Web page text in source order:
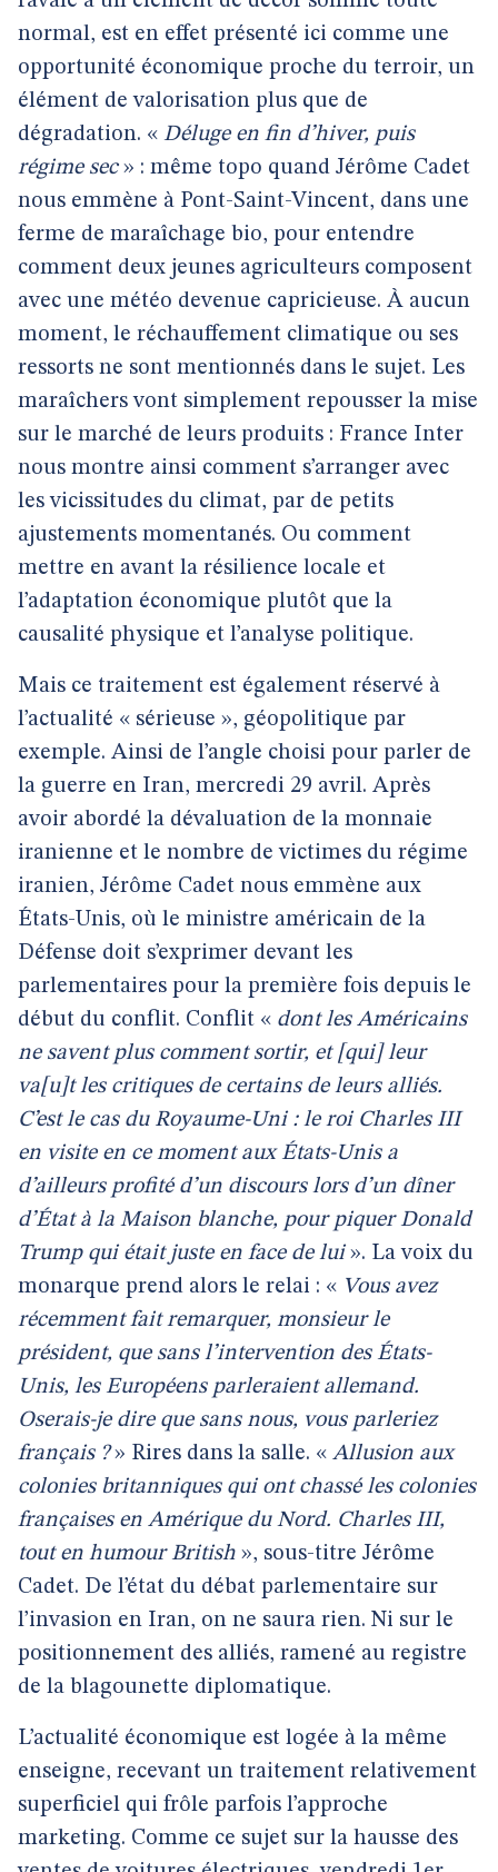
normal, est en effet présenté ici comme une
opportunité économique proche du terroir, un
élément de valorisation plus que de
dégradation. « Déluge en fin d’hiver, puis
régime sec» : même topo quand Jérôme Cadet
nous emmène à Pont-Saint-Vincent, dans une
ferme de maraîchage bio, pour entendre
comment deux jeunes agriculteurs composent
avec une météo devenue capricieuse. À aucun
moment, le réchauffement climatique ou ses
ressorts ne sont mentionnés dans le sujet. Les
maraîchers vont simplement repousser la mise
sur le marché de leurs produits : France Inter
nous montre ainsi comment s’arranger avec
les vicissitudes du climat, par de petits
ajustements momentanés. Ou comment
mettre en avant la résilience locale et
l’adaptation économique plutôt que la
causalité physique et l’analyse politique.
Mais ce traitement est également réservé à
l’actualité « sérieuse », géopolitique par
exemple. Ainsi de l’angle choisi pour parler de
la guerre en Iran, mercredi 29 avril. Après
avoir abordé la dévaluation de la monnaie
iranienne et le nombre de victimes du régime
iranien, Jérôme Cadet nous emmène aux
États-Unis, où le ministre américain de la
Défense doit s’exprimer devant les
parlementaires pour la première fois depuis le
début du conflit. Conflit « dont les Américains
ne savent plus comment sortir, et [qui] leur
va[u]t les critiques de certains de leurs alliés.
C’est le cas du Royaume-Uni : le roi Charles III
en visite en ce moment aux États-Unis a
d’ailleurs profité d’un discours lors d’un dîner
d’État à la Maison blanche, pour piquer Donald
Trump qui était juste en face de lui». La voix du
monarque prend alors le relai : « Vous avez
récemment fait remarquer, monsieur le
président, que sans l’intervention des États-
Unis, les Européens parleraient allemand.
Oserais-je dire que sans nous, vous parleriez
français ?» Rires dans la salle. « Allusion aux
colonies britanniques qui ont chassé les colonies
françaises en Amérique du Nord. Charles III,
tout en humour British », sous-titre Jérôme
Cadet. De l’état du débat parlementaire sur
l’invasion en Iran, on ne saura rien. Ni sur le
positionnement des alliés, ramené au registre
de la blagounette diplomatique.
L’actualité économique est logée à la même
enseigne, recevant un traitement relativement
superficiel qui frôle parfois l’approche
marketing. Comme ce sujet sur la hausse des